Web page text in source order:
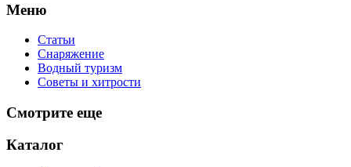
Меню
Статьи
Снаряжение
Водный туризм
Советы и хитрости
Смотрите еще
Каталог